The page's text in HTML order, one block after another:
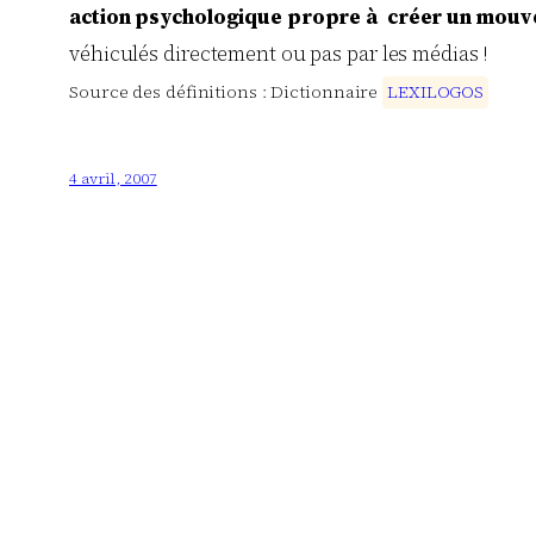
action psychologique propre à créer un
véhiculés directement ou pas par les médias !
Source des définitions : Dictionnaire LEXILOGOS
4 avril, 2007